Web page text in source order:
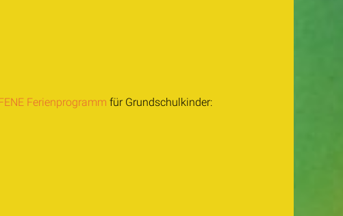
Ferienprogramm für Grundschulkinder: